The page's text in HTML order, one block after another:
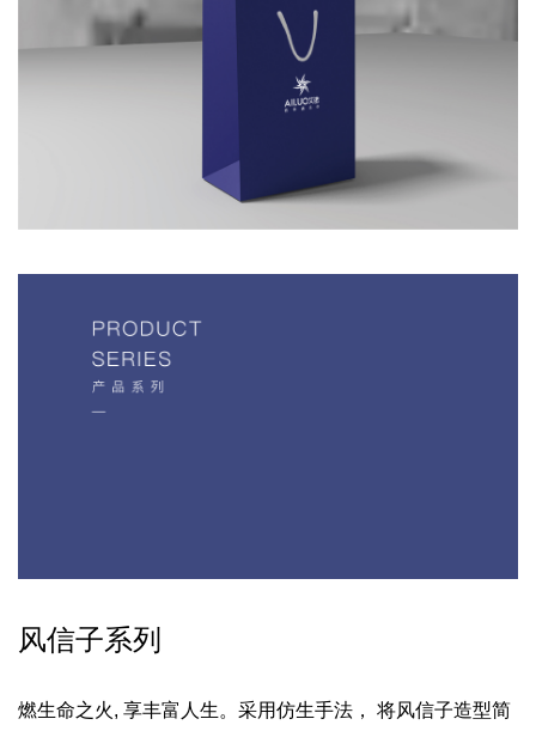
风信子系列
燃生命之火, 享丰富人生。 采用仿生手法， 将风信子造型简